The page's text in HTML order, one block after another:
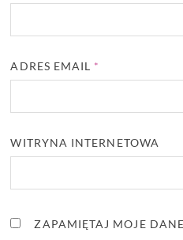
ADRES EMAIL *
WITRYNA INTERNETOWA
ZAPAMIĘTAJ MOJE